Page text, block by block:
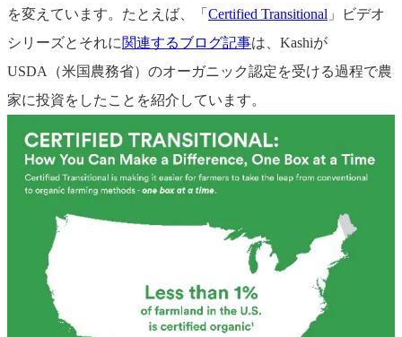
を変えています。たとえば、「 Certified Transitional 」ビデオ
シリーズとそれに関連するブログ記事は、Kashiが
USDA（米国農務省）のオーガニック認定を受ける過程で農
家に投資をしたことを紹介しています。